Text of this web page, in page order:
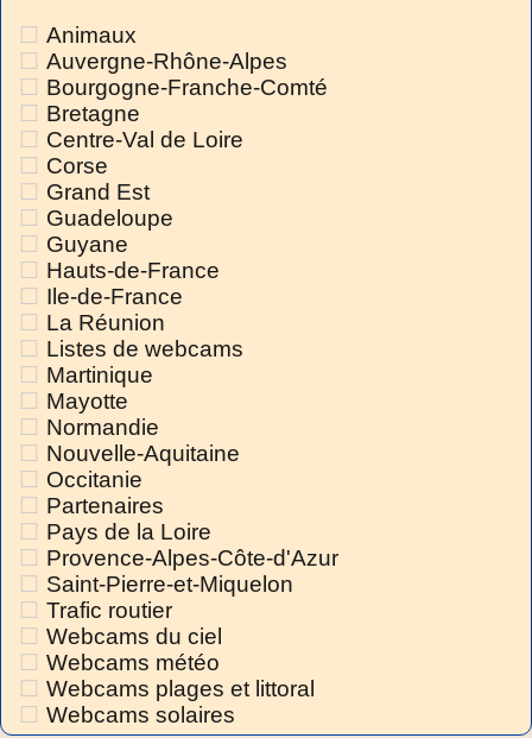
Animaux
Auvergne-Rhône-Alpes
Bourgogne-Franche-Comté
Bretagne
Centre-Val de Loire
Corse
Grand Est
Guadeloupe
Guyane
Hauts-de-France
Ile-de-France
La Réunion
Listes de webcams
Martinique
Mayotte
Normandie
Nouvelle-Aquitaine
Occitanie
Partenaires
Pays de la Loire
Provence-Alpes-Côte-d'Azur
Saint-Pierre-et-Miquelon
Trafic routier
Webcams du ciel
Webcams météo
Webcams plages et littoral
Webcams solaires